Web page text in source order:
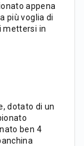
appena
più voglia di
mettersi in
dotato di un
ben 4